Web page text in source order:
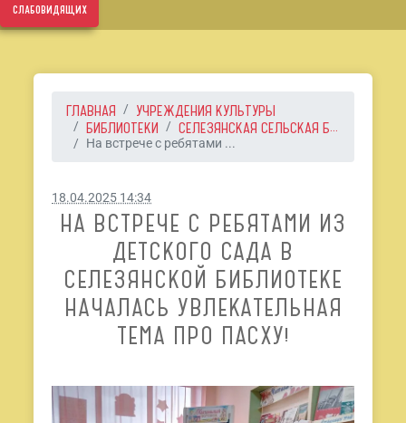
слабовидящих
ГЛАВНАЯ
УЧРЕЖДЕНИЯ КУЛЬТУРЫ
БИБЛИОТЕКИ
СЕЛЕЗЯНСКАЯ СЕЛЬСКАЯ Б...
На встрече с ребятами ...
18.04.2025 14:34
НА ВСТРЕЧЕ С РЕБЯТАМИ ИЗ
ДЕТСКОГО САДА В
СЕЛЕЗЯНСКОЙ БИБЛИОТЕКЕ
НАЧАЛАСЬ УВЛЕКАТЕЛЬНАЯ
ТЕМА ПРО ПАСХУ!